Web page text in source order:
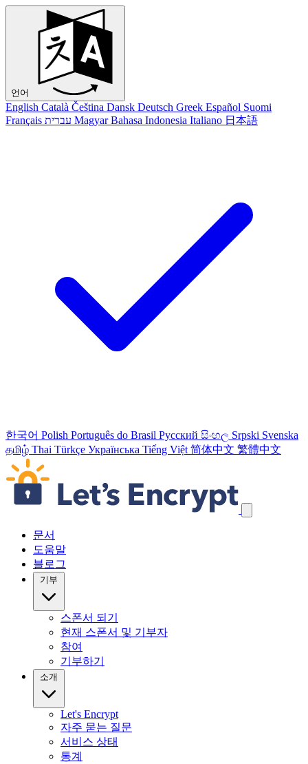
언어
English Català Čeština Dansk Deutsch Greek Español Suomi
Français עברית Magyar Bahasa Indonesia Italiano 日本語
한국어 Polish Português do Brasil Русский සිංහල Srpski Svenska
தமிழ் Thai Türkçe Українська Tiếng Việt 简体中文 繁體中文
탐색 링크 건너뛰기
문서
도움말
블로그
기부
스폰서 되기
현재 스폰서 및 기부자
참여
기부하기
소개
Let's Encrypt
자주 묻는 질문
서비스 상태
통계